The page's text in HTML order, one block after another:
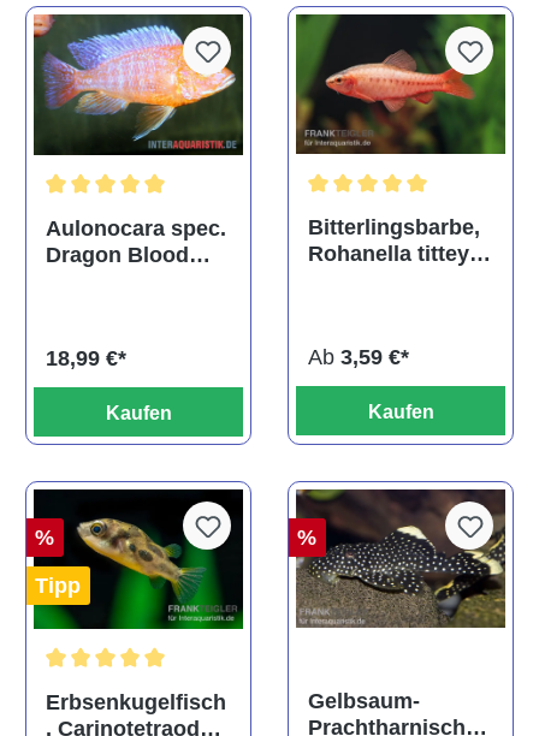
Durchschnittliche Bewertung von 5 von 5 Sternen
Aulonocara spec.
Dragon Blood
18,99 €*
Kaufen
Bitterlingsbarbe,
Rohanella titteya,
Ab 3,59 €*
Kaufen
%
Tipp
Durchschnittliche Bewertung von 5 von 5 Sternen
Erbsenkugelfisch
, Carinotetraodon
%
Gelbsaum-
Prachtharnischw